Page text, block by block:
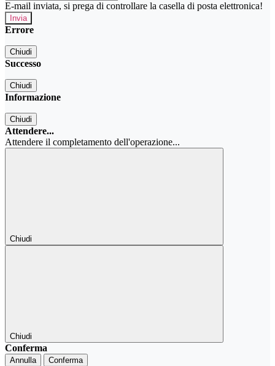
E-mail inviata, si prega di controllare la casella di posta elettronica!
Errore
Chiudi
Successo
Chiudi
Informazione
Chiudi
Attendere...
Attendere il completamento dell'operazione...
Chiudi
Chiudi
Conferma
Annulla Conferma